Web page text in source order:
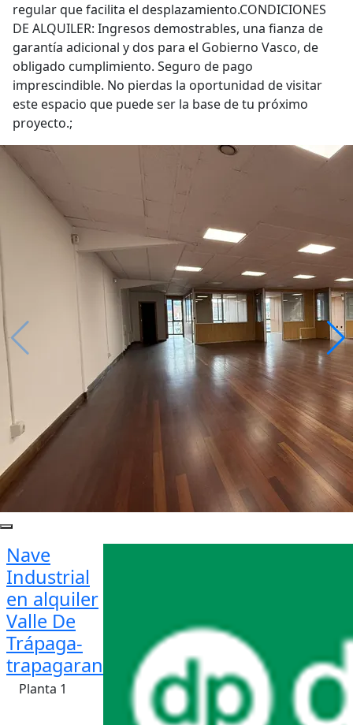
regular que facilita el desplazamiento.CONDICIONES
DE ALQUILER: Ingresos demostrables, una fianza de
garantía adicional y dos para el Gobierno Vasco, de
obligado cumplimiento. Seguro de pago
imprescindible. No pierdas la oportunidad de visitar
este espacio que puede ser la base de tu próximo
proyecto.;
Nave
Industrial
en alquiler
Valle De
Trápaga-
trapagaran
Planta 1